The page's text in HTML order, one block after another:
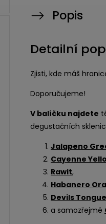
Popis
Detailní
Zjisti, kde máš
Doporučujeme!
V balíčku najdete
degustačních
Jalapeno
Cayenne
Rawit,
Habanero
Devils
a samozřejmě